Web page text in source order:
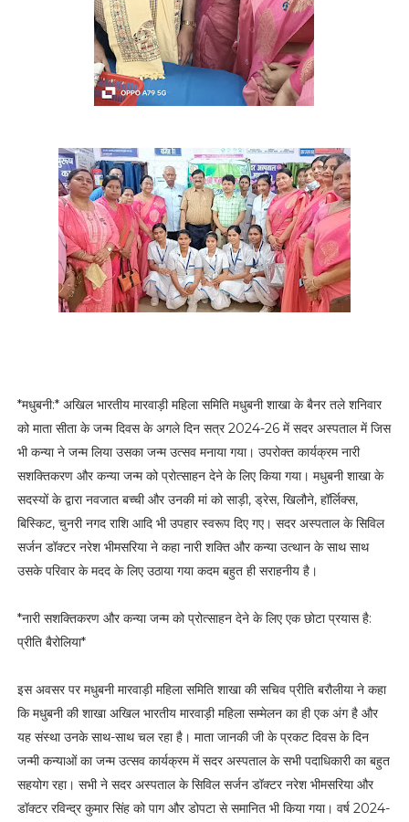
*मधुबनी:* अखिल भारतीय मारवाड़ी महिला समिति मधुबनी शाखा के बैनर तले शनिवार
को माता सीता के जन्म दिवस के अगले दिन सत्र 2024-26 में सदर अस्पताल में जिस
भी कन्या ने जन्म लिया उसका जन्म उत्सव मनाया गया। उपरोक्त कार्यक्रम नारी
सशक्तिकरण और कन्या जन्म को प्रोत्साहन देने के लिए किया गया। मधुबनी शाखा के
सदस्यों के द्वारा नवजात बच्ची और उनकी मां को साड़ी, ड्रेस, खिलौने, हॉर्लिक्स,
बिस्किट, चुनरी नगद राशि आदि भी उपहार स्वरूप दिए गए। सदर अस्पताल के सिविल
सर्जन डॉक्टर नरेश भीमसरिया ने कहा नारी शक्ति और कन्या उत्थान के साथ साथ
उसके परिवार के मदद के लिए उठाया गया कदम बहुत ही सराहनीय है।
*नारी सशक्तिकरण और कन्या जन्म को प्रोत्साहन देने के लिए एक छोटा प्रयास है:
प्रीति बैरोलिया*
इस अवसर पर मधुबनी मारवाड़ी महिला समिति शाखा की सचिव प्रीति बरौलीया ने कहा
कि मधुबनी की शाखा अखिल भारतीय मारवाड़ी महिला सम्मेलन का ही एक अंग है और
यह संस्था उनके साथ-साथ चल रहा है। माता जानकी जी के प्रकट दिवस के दिन
जन्मी कन्याओं का जन्म उत्सव कार्यक्रम में सदर अस्पताल के सभी पदाधिकारी का बहुत
सहयोग रहा। सभी ने सदर अस्पताल के सिविल सर्जन डॉक्टर नरेश भीमसरिया और
डॉक्टर रविन्द्र कुमार सिंह को पाग और डोपटा से समानित भी किया गया। वर्ष 2024-